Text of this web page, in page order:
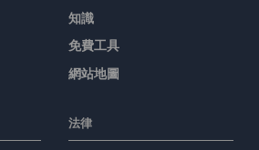
知識
免費工具
網站地圖
法律